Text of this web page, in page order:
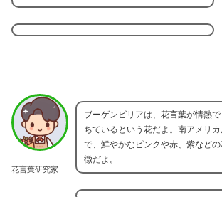
花言葉研究家
ブーゲンビリアは、花言葉が情熱
ちているという花だよ。南アメリ
で、鮮やかなピンクや赤、紫など
徴だよ。